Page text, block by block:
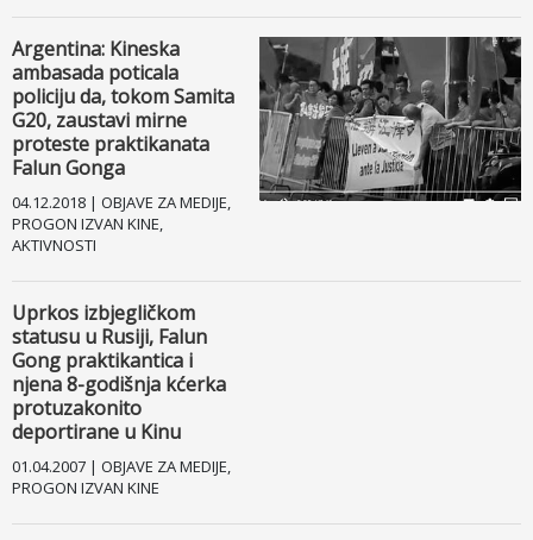
Argentina: Kineska
ambasada poticala
policiju da, tokom Samita
G20, zaustavi mirne
proteste praktikanata
Falun Gonga
04.12.2018 | OBJAVE ZA MEDIJE,
PROGON IZVAN KINE,
AKTIVNOSTI
Uprkos izbjegličkom
statusu u Rusiji, Falun
Gong praktikantica i
njena 8-godišnja kćerka
protuzakonito
deportirane u Kinu
01.04.2007 | OBJAVE ZA MEDIJE,
PROGON IZVAN KINE